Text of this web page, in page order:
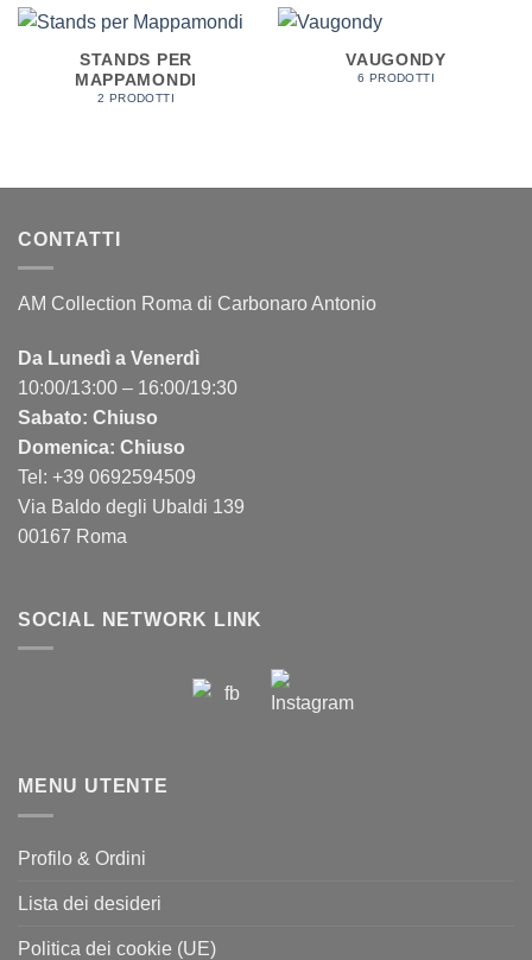
STANDS PER
MAPPAMONDI
2 PRODOTTI
VAUGONDY
6 PRODOTTI
CONTATTI
AM Collection Roma di Carbonaro Antonio
Da Lunedì a Venerdì
10:00/13:00 – 16:00/19:30
Sabato: Chiuso
Domenica: Chiuso
Tel: +39 0692594509
Via Baldo degli Ubaldi 139
00167 Roma
SOCIAL NETWORK LINK
MENU UTENTE
Profilo & Ordini
Lista dei desideri
Politica dei cookie (UE)